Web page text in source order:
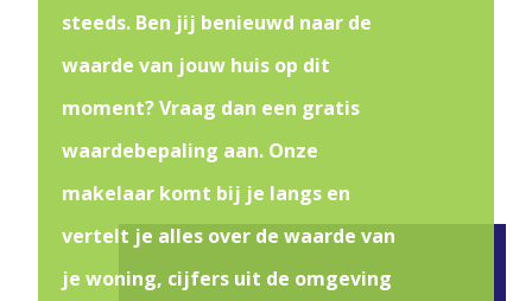
steeds. Ben jij benieuwd naar de
waarde van jouw huis op dit
moment? Vraag dan een gratis
waardebepaling aan. Onze
makelaar komt bij je langs en
vertelt je alles over de waarde van
je woning, cijfers uit de omgeving